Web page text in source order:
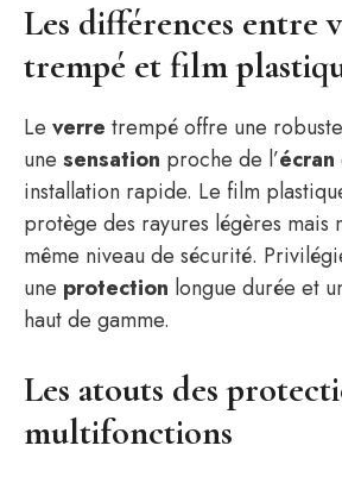
Les différences entre
trempé et film
Le verre trempé offre une
une sensation proche de l’écran
installation rapide. Le film
protège des rayures légères mais
même niveau de sécurité.
une protection longue durée et
haut de gamme.
Les atouts des
multifonctions